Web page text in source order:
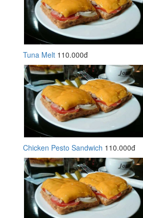
Tuna Melt 110.000đ
Chicken Pesto Sandwich 110.000đ